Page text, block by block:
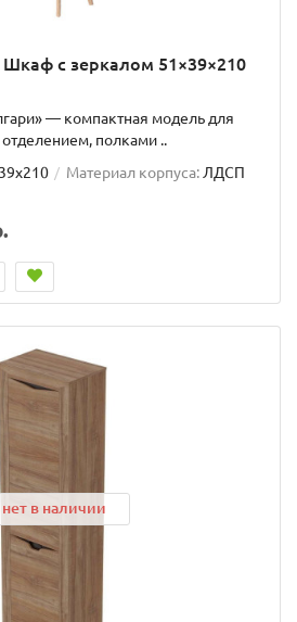
с зеркалом 51×39×210
— компактная модель для
полками ..
Материал корпуса: ЛДСП
нет в наличии